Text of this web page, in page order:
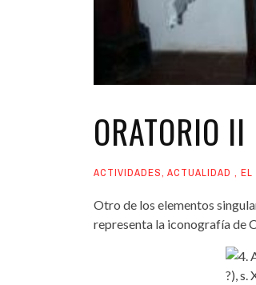
ORATORIO II
ACTIVIDADES, ACTUALIDAD , EL
Otro de los elementos
representa la iconografía de